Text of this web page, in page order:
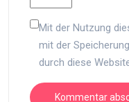
Mit der Nutzung
mit der
durch diese